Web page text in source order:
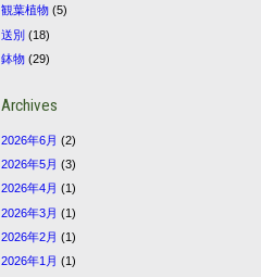
観葉植物 (5)
送別 (18)
鉢物 (29)
Archives
2026年6月 (2)
2026年5月 (3)
2026年4月 (1)
2026年3月 (1)
2026年2月 (1)
2026年1月 (1)